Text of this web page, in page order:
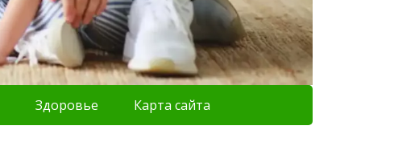
Здоровье Карта сайта